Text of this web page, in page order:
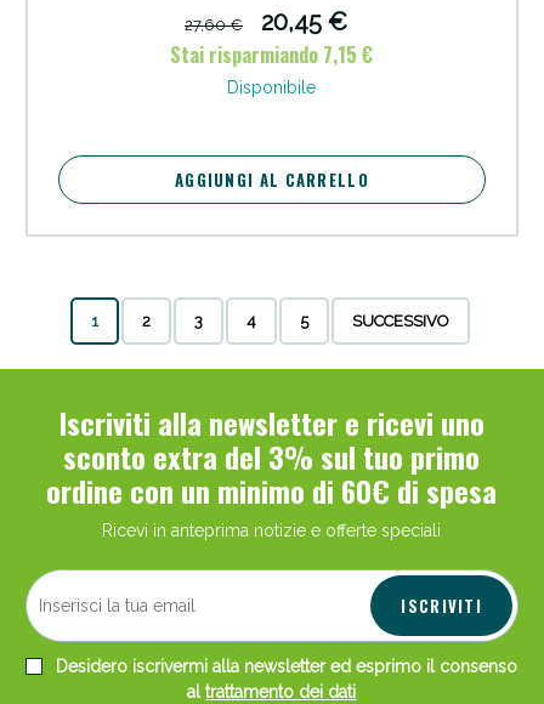
27,60 €
20,45 €
Stai risparmiando 7,15 €
Disponibile
AGGIUNGI AL CARRELLO
1 2 3 4 5 SUCCESSIVO
Iscriviti alla newsletter e ricevi uno
sconto extra del 3% sul tuo primo
ordine con un minimo di 60€ di spesa
Ricevi in anteprima notizie e offerte speciali
ISCRIVITI
Desidero iscrivermi alla newsletter ed esprimo il consenso
altrattamento dei dati